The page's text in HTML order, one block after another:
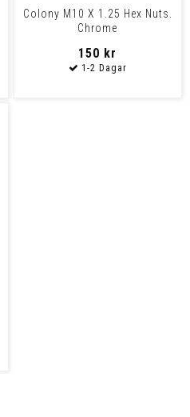
Colony M10 X 1.25 Hex Nuts.
Chrome
150 kr